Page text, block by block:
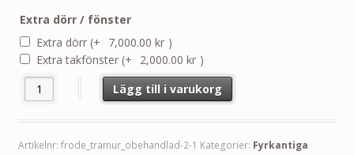
Extra dörr / fönster
Extra dörr (+ 7,000.00 kr )
Extra takfönster (+ 2,000.00 kr )
Frode Träväxthus Lähe på trämur 14,85 m² mängd
Lägg till i varukorg
Artikelnr: frode_tramur_obehandlad-2-1 Kategorier: Fyrkantiga